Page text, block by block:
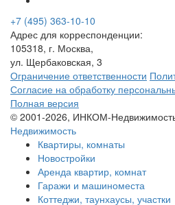
+7 (495) 363-10-10
Адрес для корреспонденции:
105318, г. Москва,
ул. Щербаковская, 3
Ограничение ответственности
Согласие на обработку
Полная версия
© 2001-2026, ИНКОМ-
Недвижимость
Квартиры, комнаты
Новостройки
Аренда квартир, комнат
Гаражи и машиноместа
Коттеджи, таунхаусы, участки